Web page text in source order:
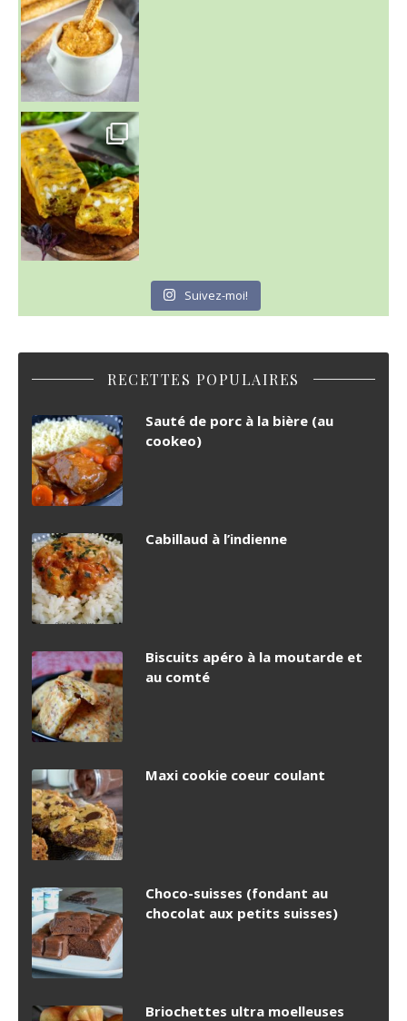
Suivez-moi!
RECETTES POPULAIRES
Sauté de porc à la bière (au
cookeo)
Cabillaud à l’indienne
Biscuits apéro à la moutarde et
au comté
Maxi cookie coeur coulant
Choco-suisses (fondant au
chocolat aux petits suisses)
Briochettes ultra moelleuses